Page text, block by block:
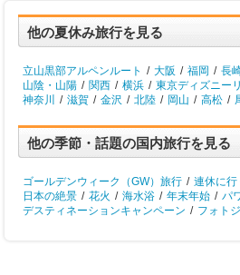
他の夏休み旅行を見る
立山黒部アルペンルート / 大阪 / 福岡 / 長
山陰・山陽 / 関西 / 横浜 / 東京ディズニー
神奈川
/ 滋賀 / 金沢 / 北陸 / 岡山 / 高松 /
他の季節・話題の国内旅行を見る
ゴールデンウィーク（GW）旅行 / 連休に行
日本の絶景 / 花火 / 海水浴 / 年末年始 / パ
デスティネーションキャンペーン / フォト